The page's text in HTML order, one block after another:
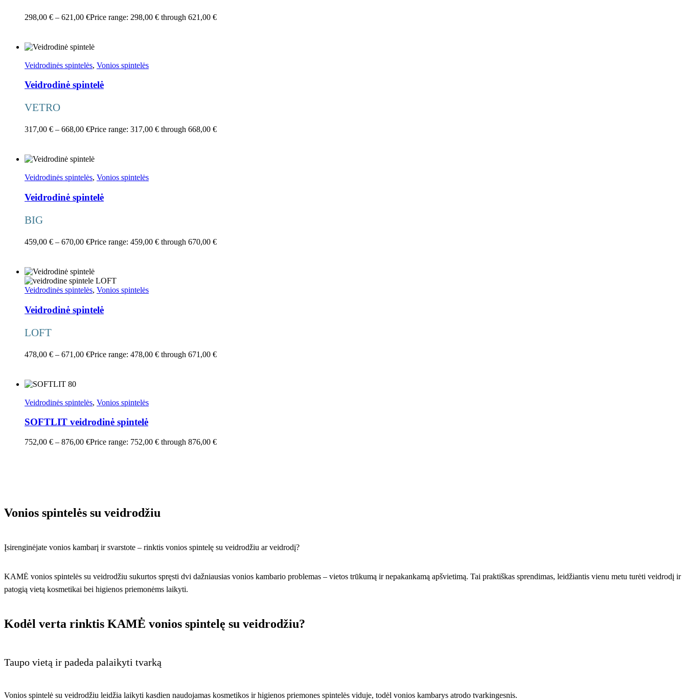
298,00 € – 621,00 €Price range: 298,00 € through 621,00 €
Veidrodinės spintelės, Vonios spintelės
Veidrodinė spintelė
VETRO
317,00 € – 668,00 €Price range: 317,00 € through 668,00 €
Veidrodinės spintelės, Vonios spintelės
Veidrodinė spintelė
BIG
459,00 € – 670,00 €Price range: 459,00 € through 670,00 €
Veidrodinės spintelės, Vonios spintelės
Veidrodinė spintelė
LOFT
478,00 € – 671,00 €Price range: 478,00 € through 671,00 €
Veidrodinės spintelės, Vonios spintelės
SOFTLIT veidrodinė spintelė
752,00 € – 876,00 €Price range: 752,00 € through 876,00 €
Vonios spintelės su veidrodžiu
Įsirenginėjate vonios kambarį ir svarstote – rinktis vonios spintelę su veidrodžiu ar veidrodį?
KAMĖ vonios spintelės su veidrodžiu sukurtos spręsti dvi dažniausias vonios kambario problemas – vietos trūkumą ir nepakankamą apšvietimą. Tai praktiškas sprendimas, leidžiantis vienu metu turėti veidrodį ir
patogią vietą kosmetikai bei higienos priemonėms laikyti.
Kodėl verta rinktis KAMĖ vonios spintelę su veidrodžiu?
Taupo vietą ir padeda palaikyti tvarką
Vonios spintelė su veidrodžiu leidžia laikyti kasdien naudojamas kosmetikos ir higienos priemones spintelės viduje, todėl vonios kambarys atrodo tvarkingesnis.